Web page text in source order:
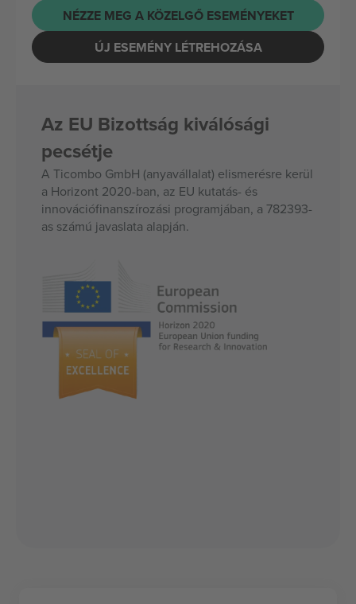
NÉZZE MEG A KÖZELGŐ ESEMÉNYEKET
ÚJ ESEMÉNY LÉTREHOZÁSA
Az EU Bizottság kiválósági
pecsétje
A Ticombo GmbH (anyavállalat) elismerésre kerül
a Horizont 2020-ban, az EU kutatás- és
innovációfinanszírozási programjában, a 782393-
as számú javaslata alapján.